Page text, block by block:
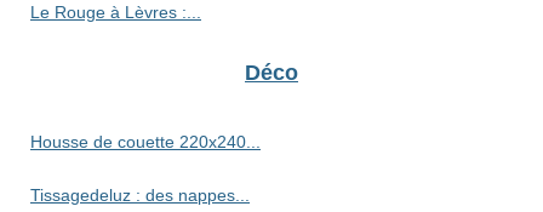
Le Rouge à Lèvres :...
Déco
Housse de couette 220x240...
Tissagedeluz : des nappes...